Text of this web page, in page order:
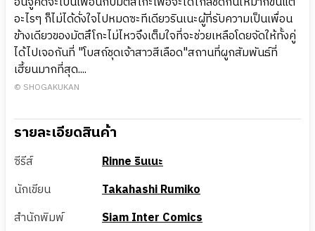
อะไรๆ ก็ไม่ได้ดั่งใจไปหมดซะทีเดียวรินเนะผู้ที่รับความเป็นเพื่อน
ข้างเดียวของมัตสึโกะไม่ไหวจึงเต็มใจที่จะช่วยเหลือโดยจัดให้ทั้งคู่
ได้ไปเจอกันที่ "โบสถ์ชุดเจ้าสาวสีเลือด"สถานที่ผูกสัมพันธ์ที่
เฮี้ยนมากที่สุด....
© SHOGAKUKAN
รายละเอียดสินค้า
ซีรีส์
Rinne รินเนะ
นักเขียน
Takahashi Rumiko
สำนักพิมพ์
Siam Inter Comics